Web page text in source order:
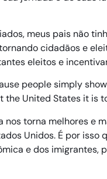
meus pais não
cidadãos e
eleitos e
people simply
United States it is
torna melhores e
Unidos. É por isso
e dos imigrantes,